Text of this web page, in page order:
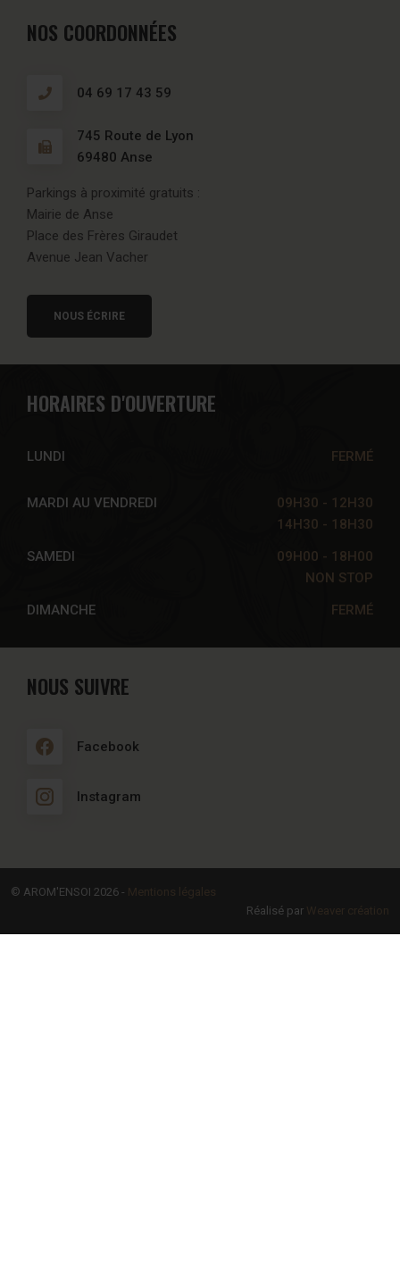
NOS COORDONNÉES
04 69 17 43 59
745 Route de Lyon
69480 Anse
Parkings à proximité gratuits :
Mairie de Anse
Place des Frères Giraudet
Avenue Jean Vacher
NOUS ÉCRIRE
HORAIRES D'OUVERTURE
LUNDI FERMÉ
MARDI AU VENDREDI
09H30 - 12H30
14H30 - 18H30
SAMEDI
09H00 - 18H00
NON STOP
DIMANCHE
FERMÉ
NOUS SUIVRE
Facebook
Instagram
© AROM'ENSOI 2026 - Mentions légales
Réalisé par Weaver création